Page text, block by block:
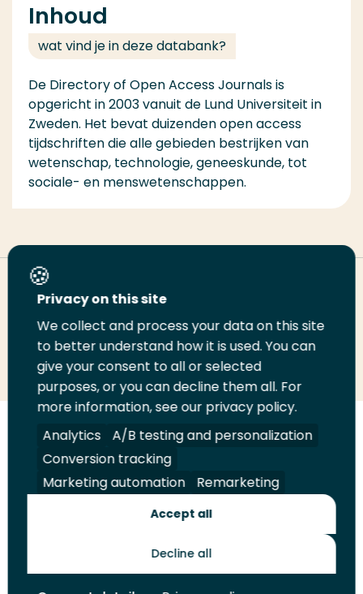
Inhoud
wat vind je in deze databank?
De Directory of Open Access Journals is
opgericht in 2003 vanuit de Lund Universiteit in
Zweden. Het bevat duizenden open access
tijdschriften die alle gebieden bestrijken van
wetenschap, technologie, geneeskunde, tot
sociale- en menswetenschappen.
Deel deze pagina
Deel
LinkedIn
Deel
op
Twitter
Deel
op
Facebook
Email
deze
pagina
Print
deze
pagina
Volg
ons
op
LinkedIn
Volg
ons
op
Facebook
Volg
ons
op
YouTube
Volg
ons
op
Instagram
Juridisch Security A-Z Index
Contact
Toekomstmakers
Privacy on this site
We collect and process your data on this site
to better understand how it is used. You can
give your consent to all or selected
purposes, or you can decline them all. For
more information, see our privacy policy.
Analytics
A/B testing and personalization
Conversion tracking
Marketing automation
Remarketing
Accept all
Decline all